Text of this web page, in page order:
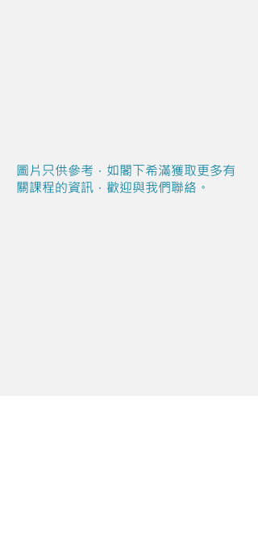
圖片只供參考，如閣下希滿獲取更多有
關課程的資訊，歡迎與我們聯絡。